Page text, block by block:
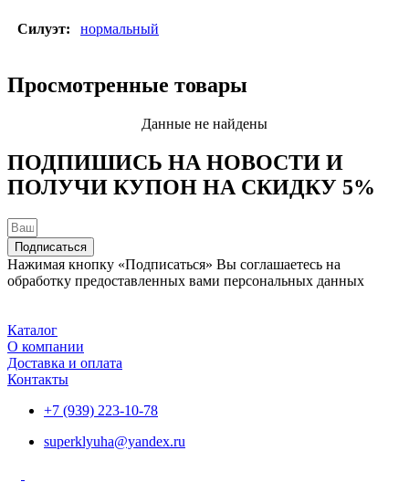
Силуэт: нормальный
Просмотренные товары
Данные не найдены
ПОДПИШИСЬ НА НОВОСТИ И
ПОЛУЧИ КУПОН НА СКИДКУ 5%
Подписаться
Нажимая кнопку «Подписаться» Вы соглашаетесь на
обработку предоставленных вами персональных данных
Каталог
О компании
Доставка и оплата
Контакты
+7 (939) 223-10-78
superklyuha@yandex.ru